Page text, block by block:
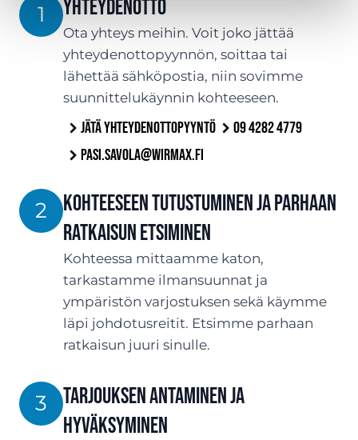
1 YHTEYDENOTTO
Ota yhteys meihin. Voit joko jättää
yhteydenottopyynnön, soittaa tai
lähettää sähköpostia, niin sovimme
suunnittelukäynnin kohteeseen.
Jätä yhteydenottopyyntö
09 4282 4779
pasi.savola@wirmax.fi
2
Kohteeseen tutustuminen ja parhaan
ratkaisun etsiminen
Kohteessa mittaamme katon,
tarkastamme ilmansuunnat ja
ympäristön varjostuksen sekä käymme
läpi johdotusreitit. Etsimme parhaan
ratkaisun juuri sinulle.
3
Tarjouksen antaminen ja
hyväksyminen